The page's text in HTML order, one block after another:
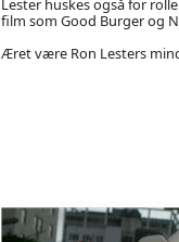
film som Good Burger og
Æret være Ron Lesters